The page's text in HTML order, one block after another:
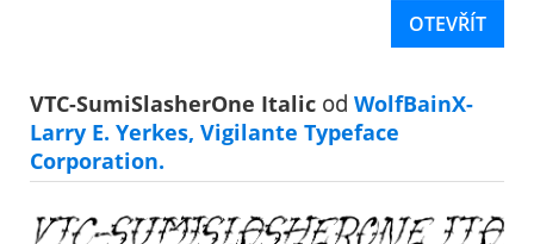
OTEVŘÍT
VTC-SumiSlasherOne Italic od WolfBainX-
Larry E. Yerkes, Vigilante Typeface
Corporation.